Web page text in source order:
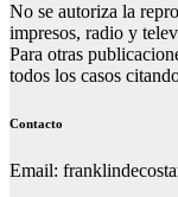
No se autoriza la
impresos, radio y
Para otras
todos los casos
Contacto
Email: